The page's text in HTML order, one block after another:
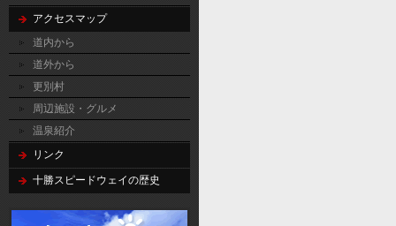
アクセスマップ
道内から
道外から
更別村
周辺施設・グルメ
温泉紹介
リンク
十勝スピードウェイの歴史